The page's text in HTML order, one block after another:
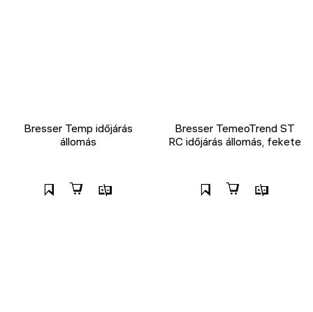
Bresser Temp időjárás
állomás
Bresser TemeoTrend ST
RC időjárás állomás, fekete